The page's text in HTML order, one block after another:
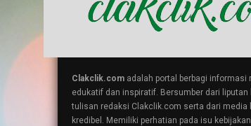
Clakclik.com adalah portal berbagi informasi
edukatif dan inspiratif. Bersumber dari liputan
tulisan redaksi Clakclik.com serta dari media
kredibel. Memiliki perhatian pada isu